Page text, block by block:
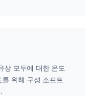
상 모두에 대한 온도
위해 구성 소프트